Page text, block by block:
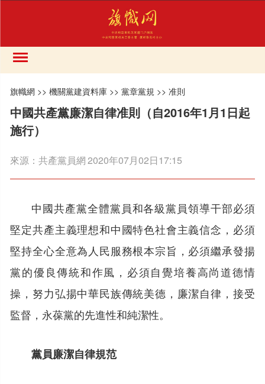
旗幟網 >>機關黨建資料庫 >>黨章黨規 >>准則
中國共產黨廉潔自律准則（自2016年1月1日起
施行）
來源：共產黨員網2020年07月02日17:15
中國共產黨全體黨員和各級黨員領導干部必須
堅定共產主義理想和中國特色社會主義信念，必須
堅持全心全意為人民服務根本宗旨，必須繼承發揚
黨的優良傳統和作風，必須自覺培養高尚道德情
操，努力弘揚中華民族傳統美德，廉潔自律，接受
監督，永葆黨的先進性和純潔性。
黨員廉潔自律規范